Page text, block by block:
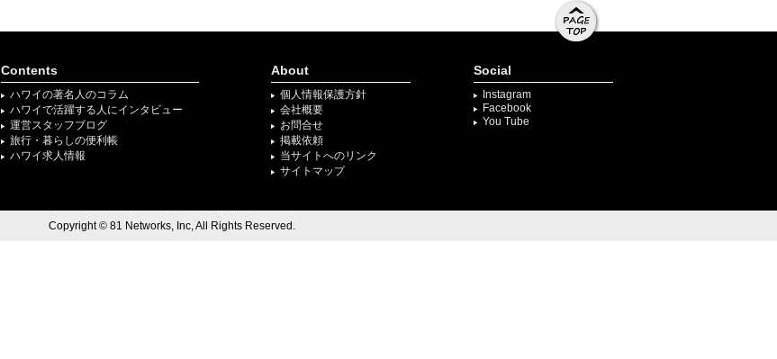
Contents
ハワイの著名人のコラム
ハワイで活躍する人にインタビュー
運営スタッフブログ
旅行・暮らしの便利帳
ハワイ求人情報
About
個人情報保護方針
会社概要
お問合せ
掲載依頼
当サイトへのリンク
サイトマップ
Social
Instagram
Facebook
You Tube
動する
Copyright © 81 Networks, Inc, All Rights Reserved.